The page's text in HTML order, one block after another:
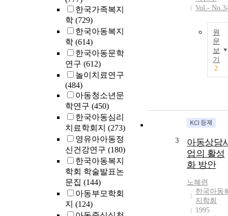
한국가족복지
학 (729)
한국아동복지
학 (614)
한국아동문학
연구 (612)
놀이치료연구
(484)
아동청소년문
학연구 (450)
한국아동심리
치료학회지 (273)
영유아아동정
신건강연구 (180)
한국아동복지
학회 학술발표논
문집 (144)
아동부모학회
지 (124)
Vol.-
원
문
보
기
2
3
아동상담
업의 활성
화 방안
노혜련
한국아동
지학회
1995